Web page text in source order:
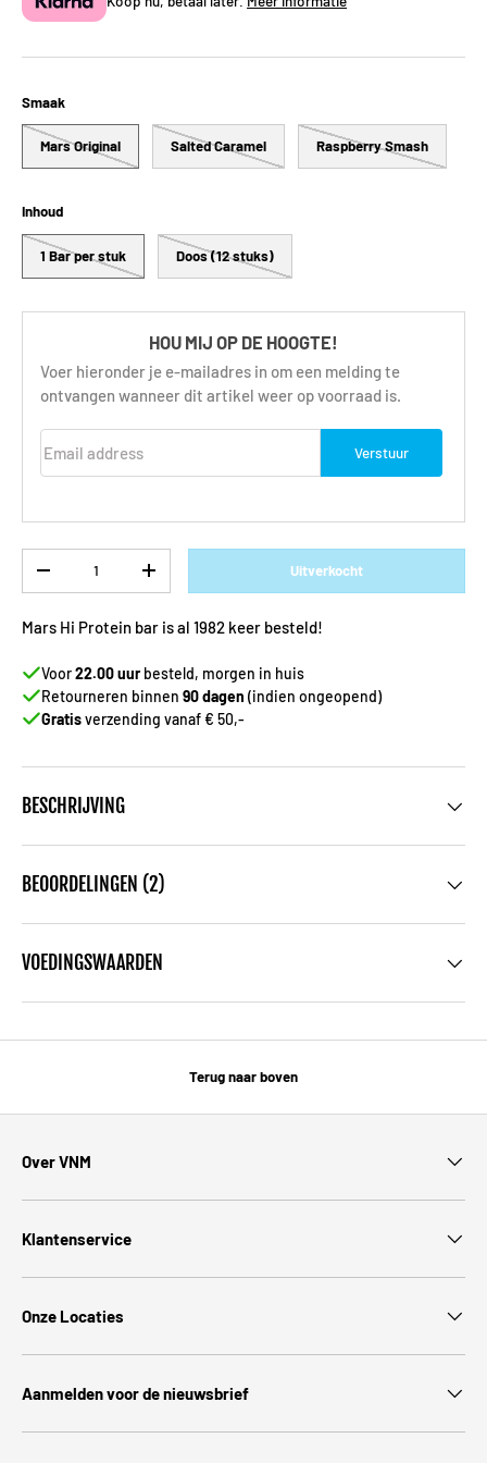
Smaak
Mars Original Salted Caramel Raspberry Smash
Inhoud
1 Bar per stuk Doos (12 stuks)
HOU MIJ OP DE HOOGTE!
Voer hieronder je e-mailadres in om een melding te
ontvangen wanneer dit artikel weer op voorraad is.
Verstuur
-
+ Uitverkocht
Mars Hi Protein bar is al 1982 keer besteld!
Voor22.00 uurbesteld, morgen in huis
Retourneren binnen 90 dagen (indien ongeopend)
Gratisverzending vanaf € 50,-
BESCHRIJVING
BEOORDELINGEN (2)
VOEDINGSWAARDEN
Terug naar boven
Over VNM
Klantenservice
Onze Locaties
Aanmelden voor de nieuwsbrief